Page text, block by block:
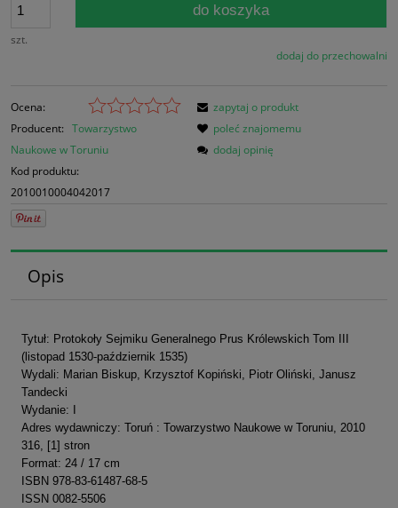
szt.
do koszyka
dodaj do przechowalni
Ocena:
Producent: Towarzystwo
Naukowe w Toruniu
Kod produktu:
2010010004042017
zapytaj o produkt
poleć znajomemu
dodaj opinię
Opis
Tytuł: Protokoły Sejmiku Generalnego Prus Królewskich Tom III
(listopad 1530-październik 1535)
Wydali: Marian Biskup, Krzysztof Kopiński, Piotr Oliński, Janusz
Tandecki
Wydanie: I
Adres wydawniczy: Toruń : Towarzystwo Naukowe w Toruniu, 2010
316, [1] stron
Format: 24 / 17 cm
ISBN 978-83-61487-68-5
ISSN 0082-5506